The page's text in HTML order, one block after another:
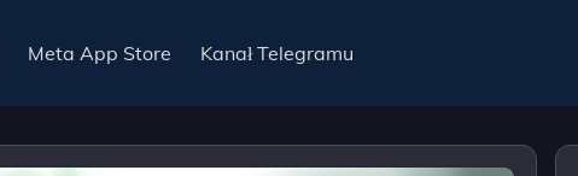
Meta App Store Kanał Telegramu